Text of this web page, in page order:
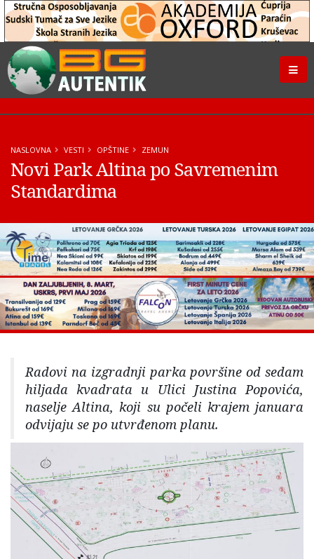
NASLOVNA VESTI OPŠTINE ZEMUN
Novi Park Altina po Savremenim
Standardima
Radovi na izgradnji parka površine od sedam
hiljada kvadrata u Ulici Justina Popovića,
naselje Altina, koji su počeli krajem januara
odvijaju se po utvrđenom planu.